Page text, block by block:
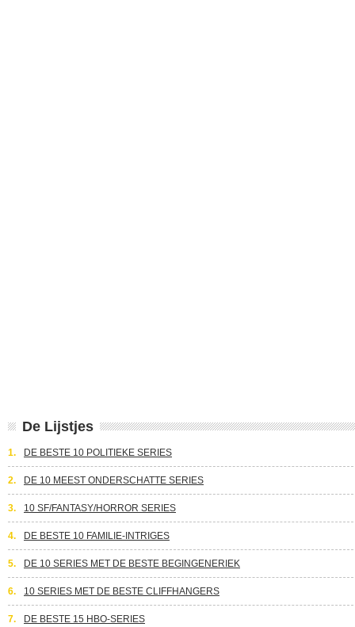
De Lijstjes
1. DE BESTE 10 POLITIEKE SERIES
2. DE 10 MEEST ONDERSCHATTE SERIES
3. 10 SF/FANTASY/HORROR SERIES
4. DE BESTE 10 FAMILIE-INTRIGES
5. DE 10 SERIES MET DE BESTE BEGINGENERIEK
6. 10 SERIES MET DE BESTE CLIFFHANGERS
7. DE BESTE 15 HBO-SERIES